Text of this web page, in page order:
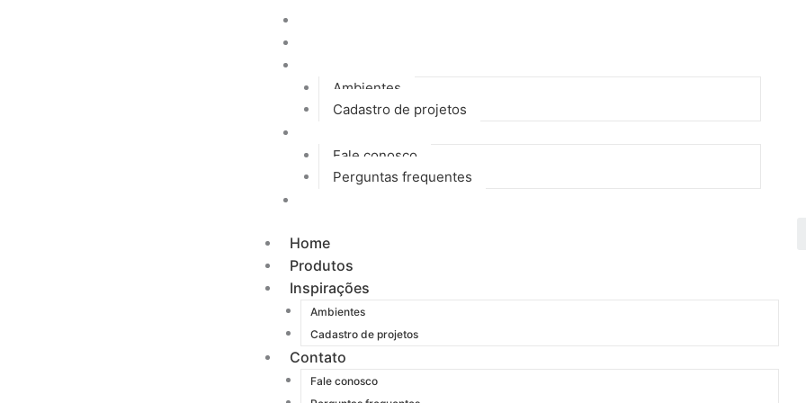
Ambientes
Cadastro de projetos
Fale conosco
Perguntas frequentes
Home
Produtos
Inspirações
Ambientes
Cadastro de projetos
Contato
Fale conosco